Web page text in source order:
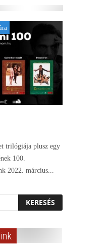
trilógiája plusz egy
100.
2022. március...